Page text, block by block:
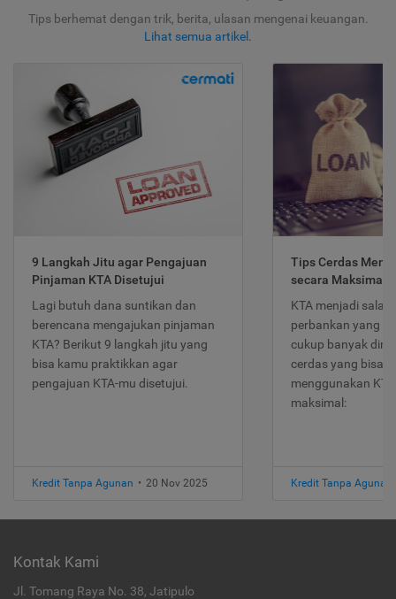
Tips berhemat dengan trik, berita, ulasan mengenai keuangan.
Lihat semua artikel .
9 Langkah Jitu agar Pengajuan
Pinjaman KTA Disetujui
Lagi butuh dana suntikan dan
berencana mengajukan pinjaman
KTA? Berikut 9 langkah jitu yang
bisa kamu praktikkan agar
pengajuan KTA-mu disetujui.
Kredit Tanpa Agunan • 20 Nov 2025
Tips Cerdas
secara Maksimal
KTA menjadi
perbankan yang
cukup banyak
cerdas yang bisa
menggunakan
maksimal:
Kredit Tanpa Agunan
Kontak Kami
Jl. Tomang Raya No. 38, Jatipulo